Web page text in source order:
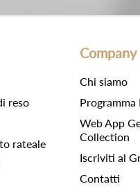
reso
rateale
Company
Chi siamo
Programma
Web App
Collection
Iscriviti al
Contatti